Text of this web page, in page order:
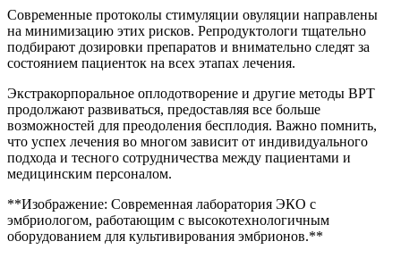
Современные протоколы стимуляции овуляции направлены
на минимизацию этих рисков. Репродуктологи тщательно
подбирают дозировки препаратов и внимательно следят за
состоянием пациенток на всех этапах лечения.
Экстракорпоральное оплодотворение и другие методы ВРТ
продолжают развиваться, предоставляя все больше
возможностей для преодоления бесплодия. Важно помнить,
что успех лечения во многом зависит от индивидуального
подхода и тесного сотрудничества между пациентами и
медицинским персоналом.
**Изображение: Современная лаборатория ЭКО с
эмбриологом, работающим с высокотехнологичным
оборудованием для культивирования эмбрионов.**